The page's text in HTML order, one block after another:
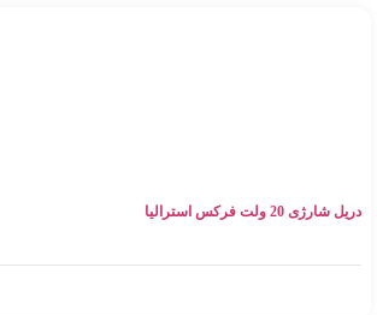
دریل شارژی 20 ولت فرکس استرالیا